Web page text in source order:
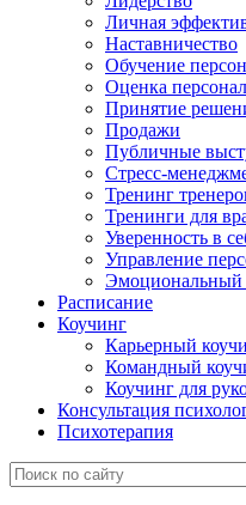
Личная
Наставничество
Обучение
Оценка
Принятие
Продажи
Публичные
Стресс-
Тренинг
Тренинги для
Уверенность в
Управление
Эмоциональный
Расписание
Коучинг
Карьерный
Командный
Коучинг для
Консультация
Психотерапия